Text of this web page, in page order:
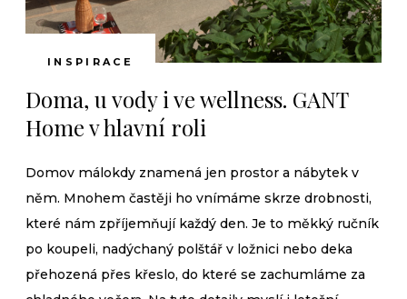
INSPIRACE
Doma, u vody i ve wellness. GANT
Home v hlavní roli
Domov málokdy znamená jen prostor a nábytek v
něm. Mnohem častěji ho vnímáme skrze drobnosti,
které nám zpříjemňují každý den. Je to měkký ručník
po koupeli, nadýchaný polštář v ložnici nebo deka
přehozená přes křeslo, do které se zachumláme za